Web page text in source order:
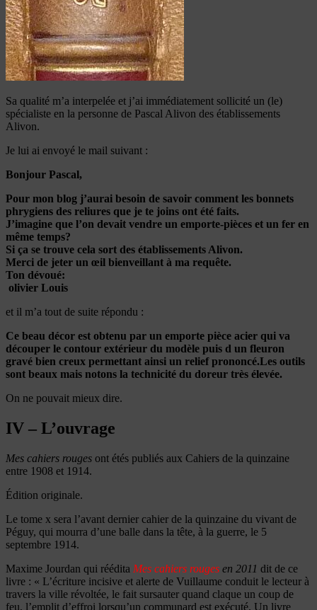
Sa qualité m’a interpelée et j’ai immédiatement sollicité un (le)
spécialiste en la personne de Pascal Alivon des établissements
Alivon.
Je lui ai envoyé le mail suivant :
Bonjour Pascal,
Pour mon blog j’aurai besoin de savoir comment les bonnets
phrygiens des reliures que je te joins ont été faits.
J’imagine que l’on devait vendre un emporte-pièces et un fer en
même temps?
Si ça se trouve cela sort des établissements Alivon.
Merci de jeter un œil bienveillant à ma requête.
Ton dévoué:
olivier Louis
et il m’a tout de suite répondu :
Ce beau décor est obtenu par un emporte pièce acier qui va
découper le contour extérieur du modèle puis d un fleuron
gravé bien creux permettant ainsi un relief prononcé.Les outils
sont beaux mais notons la technicité du doreur très élevée.
On ne pouvait mieux dire.
IV – L’ouvrage
Mes cahiers rouges ont étés publiés aux Cahiers de la quinzaine
entre 1908 et 1914.
Édition originale.
Le tome x sera l’avant dernier cahier de la quinzaine du vivant de
Péguy, qui mourra d’une balle dans la tête, à la guerre, le 5
septembre 1914.
Maxime Jourdan qui réédita Mes cahiers rouges en 2011 dit de ce
livre : « L’écriture incisive et alerte de Vuillaume conduit le lecteur à
travers la ville révoltée, le fait sursauter quand claque un coup de
feu, l’emplit d’effroi lorsqu’un communard est exécuté. Un livre